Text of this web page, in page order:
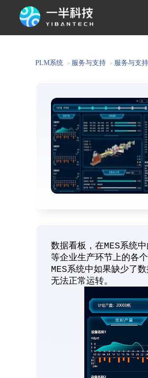
PLM系统 > 服务与支持 > 服务与支持
数据看板，在MES系统
等企业生产环节上的各
MES系统中如果缺少了
无法正常运转。